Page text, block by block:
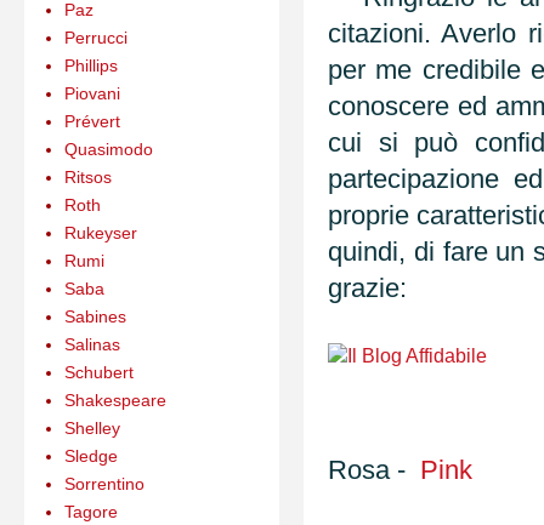
citazioni. Averlo
per me credibile
conoscere ed
cui si può
partecipazione
proprie
quindi, di fare un
grazie:
Rosa - Pink
Paz
Perrucci
Phillips
Piovani
Prévert
Quasimodo
Ritsos
Roth
Rukeyser
Rumi
Saba
Sabines
Salinas
Schubert
Shakespeare
Shelley
Sledge
Sorrentino
Tagore